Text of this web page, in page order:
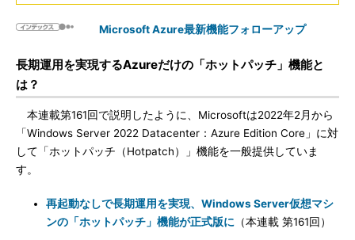
Microsoft Azure最新機能フォローアップ
長期運用を実現するAzureだけの「ホットパッチ」機能と
は？
本連載第161回で説明したように、Microsoftは2022年2月から
「Windows Server 2022 Datacenter：Azure Edition Core」に対
して「ホットパッチ（Hotpatch）」機能を一般提供していま
す。
再起動なしで長期運用を実現、Windows Server仮想マシ
ンの「ホットパッチ」機能が正式版に （本連載 第161回）